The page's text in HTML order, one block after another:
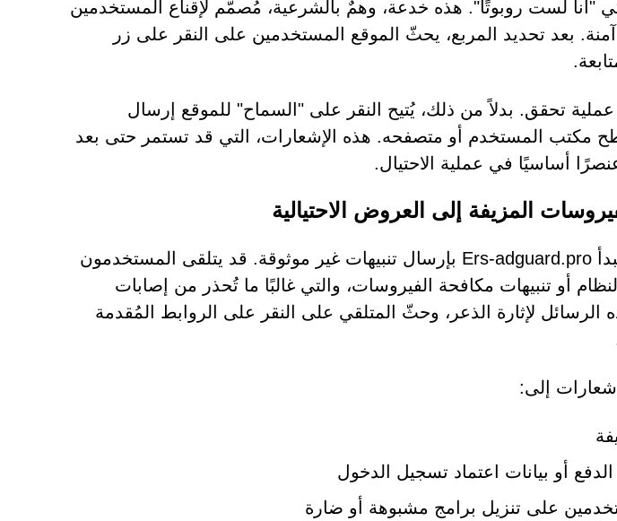
"أنا لست روبوتًا". هذه خدعة، وهمٌ بالشرعية، مُصمّم لإقناع المستخدمين
بعد تحديد المربع، يحثّ الموقع المستخدمين على النقر على زر
عملية تحقق. بدلاً من ذلك، يُتيح النقر على "السماح" للموقع إرسال
مكتب المستخدم أو متصفحه. هذه الإشعارات، التي قد تستمر حتى بعد
أساسيًا في عملية الاحتيال.
المزيفة إلى العروض الاحتيالية
بمجرد منح أذونات الإشعارات، يبدأ Ers-adguard.pro بإرسال تنبيهات غير موثوقة. قد يتلقى المستخدمون
أو تنبيهات مكافحة الفيروسات، والتي غالبًا ما تُحذر من إصابات
لإثارة الذعر، وحثّ المتلقي على النقر على الروابط المُقدمة
إلى:
أو بيانات اعتماد تسجيل الدخول
على تنزيل برامج مشبوهة أو ضارة